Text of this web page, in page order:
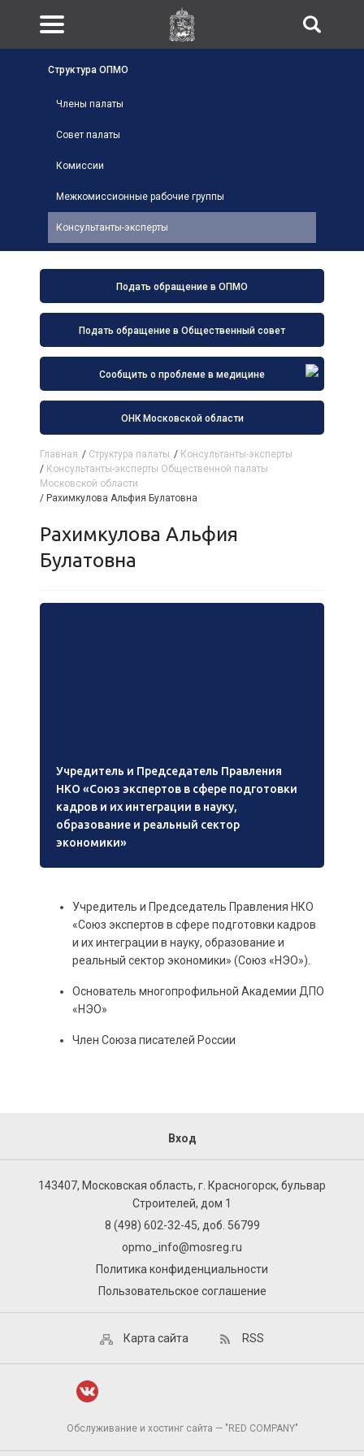
Подать обращение в ОПМО
Подать обращение в Общественный совет
Сообщить о проблеме в медицине
ОНК Московской области
Структура ОПМО
Члены палаты
Совет палаты
Комиссии
Межкомиссионные рабочие группы
Консультанты-эксперты
Главная / Структура палаты / Консультанты-эксперты
/ Консультанты-эксперты Общественной палаты
Московской области
/ Рахимкулова Альфия Булатовна
Рахимкулова Альфия
Булатовна
Учредитель и Председатель Правления
НКО «Союз экспертов в сфере подготовки
кадров и их интеграции в науку,
образование и реальный сектор
экономики»
Учредитель и Председатель Правления НКО
«Союз экспертов в сфере подготовки кадров
и их интеграции в науку, образование и
реальный сектор экономики» (Союз «НЭО»).
Основатель многопрофильной Академии ДПО
«НЭО»
Член Союза писателей России
Вход
143407, Московская область, г. Красногорск, бульвар
Строителей, дом 1
8 (498) 602-32-45, доб. 56799
opmo_info@mosreg.ru
Политика конфиденциальности
Пользовательское соглашение
Карта сайта RSS
Обслуживание и хостинг сайта — "RED COMPANY"